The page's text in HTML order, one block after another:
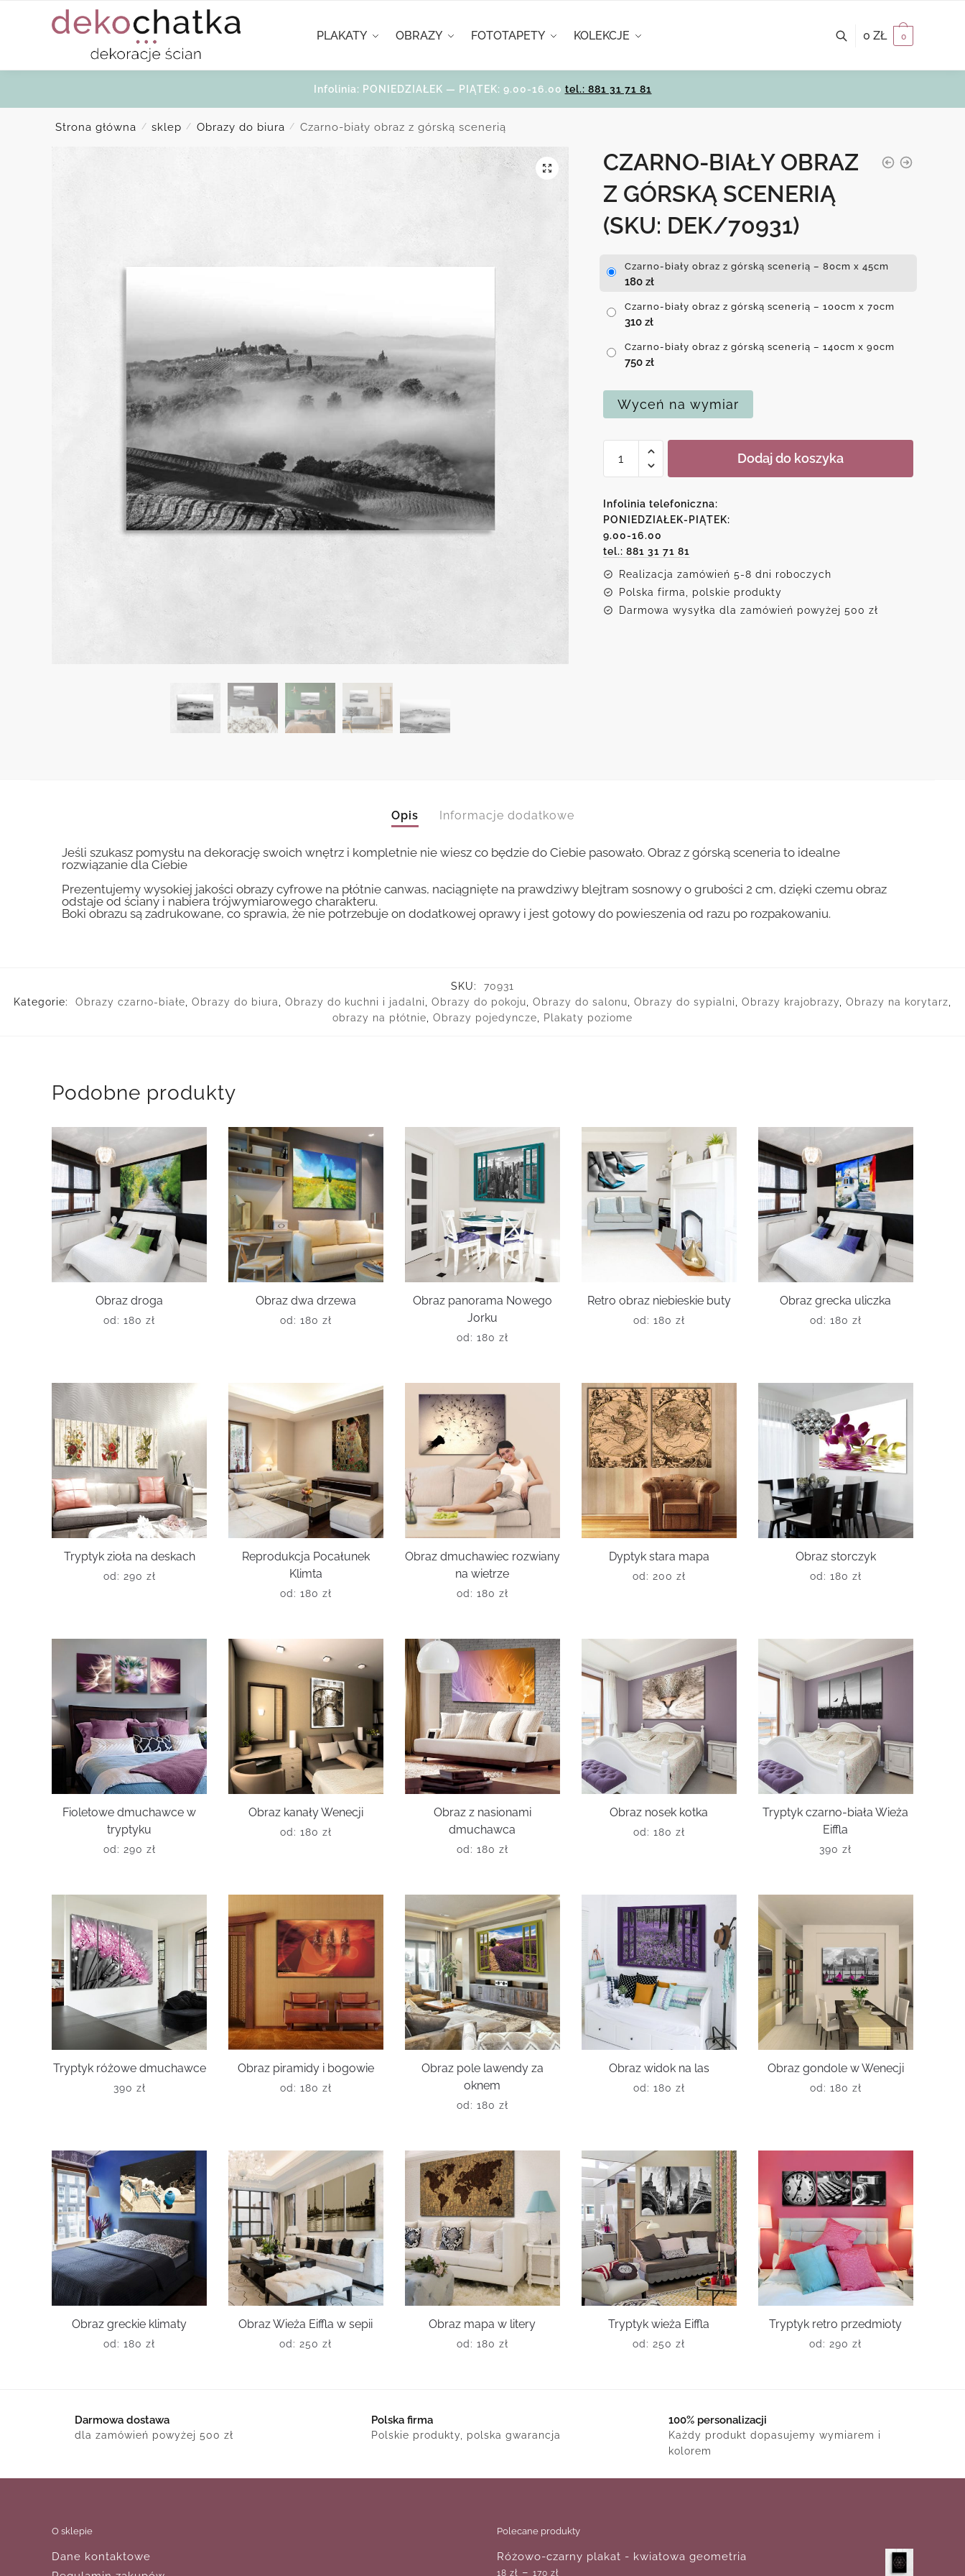
PLAKATY OBRAZY FOTOTAPETY KOLEKCJE 0 ZŁ 0
Infolinia: PONIEDZIAŁEK — PIĄTEK: 9.00-16.00 tel.: 881 31 71 81
Strona główna / sklep / Obrazy do biura / Czarno-biały obraz z górską scenerią
CZARNO-BIAŁY OBRAZ
Z GÓRSKĄ SCENERIĄ
(SKU: DEK/70931)
Czarno-biały obraz z górską scenerią – 80cm x 45cm
180 zł
Czarno-biały obraz z górską scenerią – 100cm x 70cm
310 zł
Czarno-biały obraz z górską scenerią – 140cm x 90cm
750 zł
Wyceń na wymiar
Czarno-
obraz
z
górską
scenerią
Dodaj do koszyka
Infolinia telefoniczna:
PONIEDZIAŁEK-PIĄTEK:
9.00-16.00
tel.: 881 31 71 81
Realizacja zamówień 5-8 dni roboczych
Polska firma, polskie produkty
Darmowa wysyłka dla zamówień powyżej 500 zł
Opis Informacje dodatkowe
Jeśli szukasz pomysłu na dekorację swoich wnętrz i kompletnie nie wiesz co będzie do Ciebie pasowało. Obraz z górską sceneria to idealne
rozwiązanie dla Ciebie
Prezentujemy wysokiej jakości obrazy cyfrowe na płótnie canwas, naciągnięte na prawdziwy blejtram sosnowy o grubości 2 cm, dzięki czemu obraz
odstaje od ściany i nabiera trójwymiarowego charakteru.
Boki obrazu są zadrukowane, co sprawia, że nie potrzebuje on dodatkowej oprawy i jest gotowy do powieszenia od razu po rozpakowaniu.
SKU:
70931
Kategorie:
Obrazy czarno-białe, Obrazy do biura, Obrazy do kuchni i jadalni, Obrazy do pokoju, Obrazy do salonu, Obrazy do sypialni, Obrazy krajobrazy, Obrazy na korytarz,
obrazy na płótnie, Obrazy pojedyncze, Plakaty poziome
Podobne produkty
Obraz droga
od: 180 zł
Obraz dwa drzewa
od: 180 zł
Obraz panorama Nowego
Jorku
od: 180 zł
Retro obraz niebieskie buty
od: 180 zł
Obraz grecka uliczka
od: 180 zł
Tryptyk zioła na deskach
od: 290 zł
Reprodukcja Pocałunek
Klimta
od: 180 zł
Obraz dmuchawiec rozwiany
na wietrze
od: 180 zł
Dyptyk stara mapa
od: 200 zł
Obraz storczyk
od: 180 zł
Fioletowe dmuchawce w
tryptyku
od: 290 zł
Obraz kanały Wenecji
od: 180 zł
Obraz z nasionami
dmuchawca
od: 180 zł
Obraz nosek kotka
od: 180 zł
Tryptyk czarno-biała Wieża
Eiffla
390zł
Tryptyk różowe dmuchawce
390 zł
Obraz piramidy i bogowie
od: 180 zł
Obraz pole lawendy za
oknem
od: 180 zł
Obraz widok na las
od: 180 zł
Obraz gondole w Wenecji
od: 180 zł
Obraz greckie klimaty
od: 180 zł
Obraz Wieża Eiffla w sepii
od: 250zł
Obraz mapa w litery
od: 180 zł
Tryptyk wieża Eiffla
od: 250zł
Tryptyk retro przedmioty
od: 290zł
Darmowa dostawa
dla zamówień powyżej 500 zł
Polska firma
Polskie produkty, polska gwarancja
100% personalizacji
Każdy produkt dopasujemy wymiarem i
kolorem
O sklepie
Dane kontaktowe
Polecane produkty
Różowo-czarny plakat - kwiatowa geometria
18 zł – 170 zł